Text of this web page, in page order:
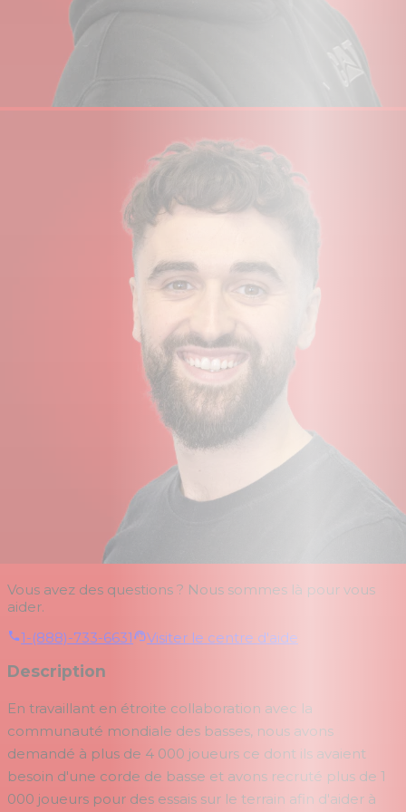
Vous avez des questions ? Nous sommes là pour vous
aider.
1-(888)-733-6631
Visiter le centre d'aide
Description
En travaillant en étroite collaboration avec la
communauté mondiale des basses, nous avons
demandé à plus de 4 000 joueurs ce dont ils avaient
besoin d'une corde de basse et avons recruté plus de 1
000 joueurs pour des essais sur le terrain afin d'aider à